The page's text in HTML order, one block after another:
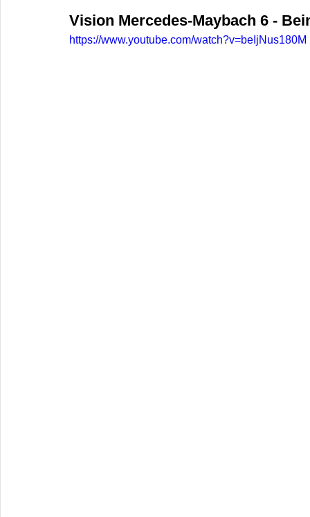
Vision Mercedes-Maybach 6 -
https://www.youtube.com/watch?v=beIjNus180M